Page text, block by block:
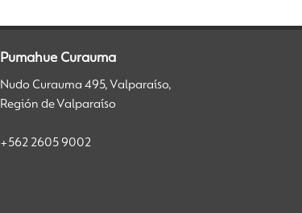
Pumahue Curauma
Nudo Curauma 495, Valparaíso,
Región de Valparaíso
+562 2605 9002